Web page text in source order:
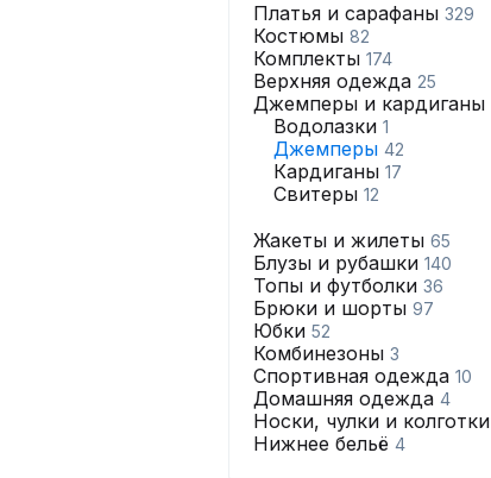
Платья и сарафаны 329
Костюмы 82
Комплекты 174
Верхняя одежда 25
Джемперы и кардиганы
Водолазки 1
Джемперы 42
Кардиганы 17
Свитеры 12
Жакеты и жилеты 65
Блузы и рубашки 140
Топы и футболки 36
Брюки и шорты 97
Юбки 52
Комбинезоны 3
Спортивная одежда 10
Домашняя одежда 4
Носки, чулки и колготки
Нижнее бельё 4